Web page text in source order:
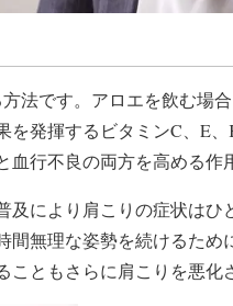
法です。アロエを飲む場
を発揮するビタミンC、E
行不良の両方を高める作
及により肩こりの症状は
間無理な姿勢を続けるた
ともさらに肩こりを悪化